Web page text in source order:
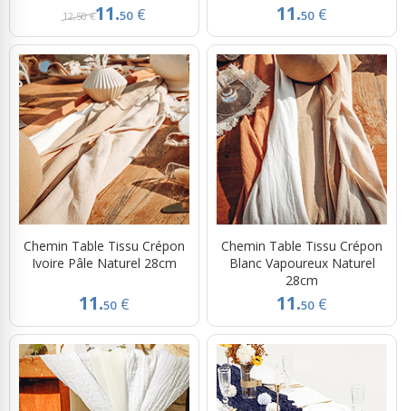
12,50 €11.50 € 11.50 €
Chemin Table Tissu Crépon
Ivoire Pâle Naturel 28cm
11.50 €
Chemin Table Tissu Crépon
Blanc Vapoureux Naturel
28cm
11.50 €